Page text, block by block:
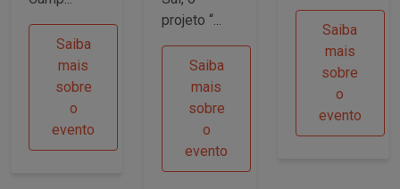
Saiba
mais
sobre
o
evento
projeto “...
Saiba
mais
sobre
o
evento
Saiba
mais
sobre
o
evento